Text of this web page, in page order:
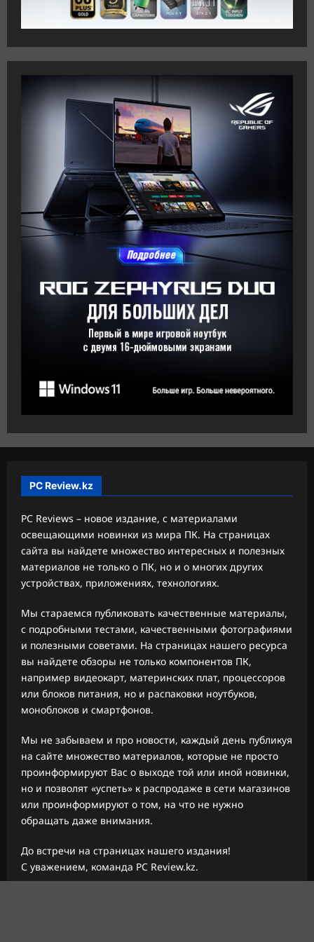
PC Review.kz
PC Reviews – новое издание, с материалами
освещающими новинки из мира ПК. На страницах
сайта вы найдете множество интересных и полезных
материалов не только о ПК, но и о многих других
устройствах, приложениях, технологиях.
Мы стараемся публиковать качественные материалы,
с подробными тестами, качественными фотографиями
и полезными советами. На страницах нашего ресурса
вы найдете обзоры не только компонентов ПК,
например видеокарт, материнских плат, процессоров
или блоков питания, но и распаковки ноутбуков,
моноблоков и смартфонов.
Мы не забываем и про новости, каждый день публикуя
на сайте множество материалов, которые не просто
проинформируют Вас о выходе той или иной новинки,
но и позволят «успеть» к распродаже в сети магазинов
или проинформируют о том, на что не нужно
обращать даже внимания.
До встречи на страницах нашего издания!
С уважением, команда PC Review.kz.